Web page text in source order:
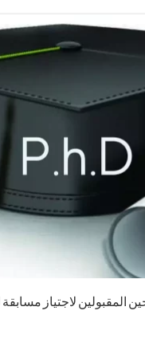
المقبولين لاجتياز